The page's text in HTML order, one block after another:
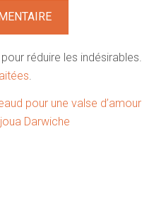
réduire les indésirables.
.
pour une valse d’amour
Darwiche